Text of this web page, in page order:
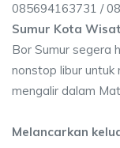
085694163731 /
Sumur Kota
Bor Sumur segera
nonstop libur untuk
mengalir dalam
Melancarkan